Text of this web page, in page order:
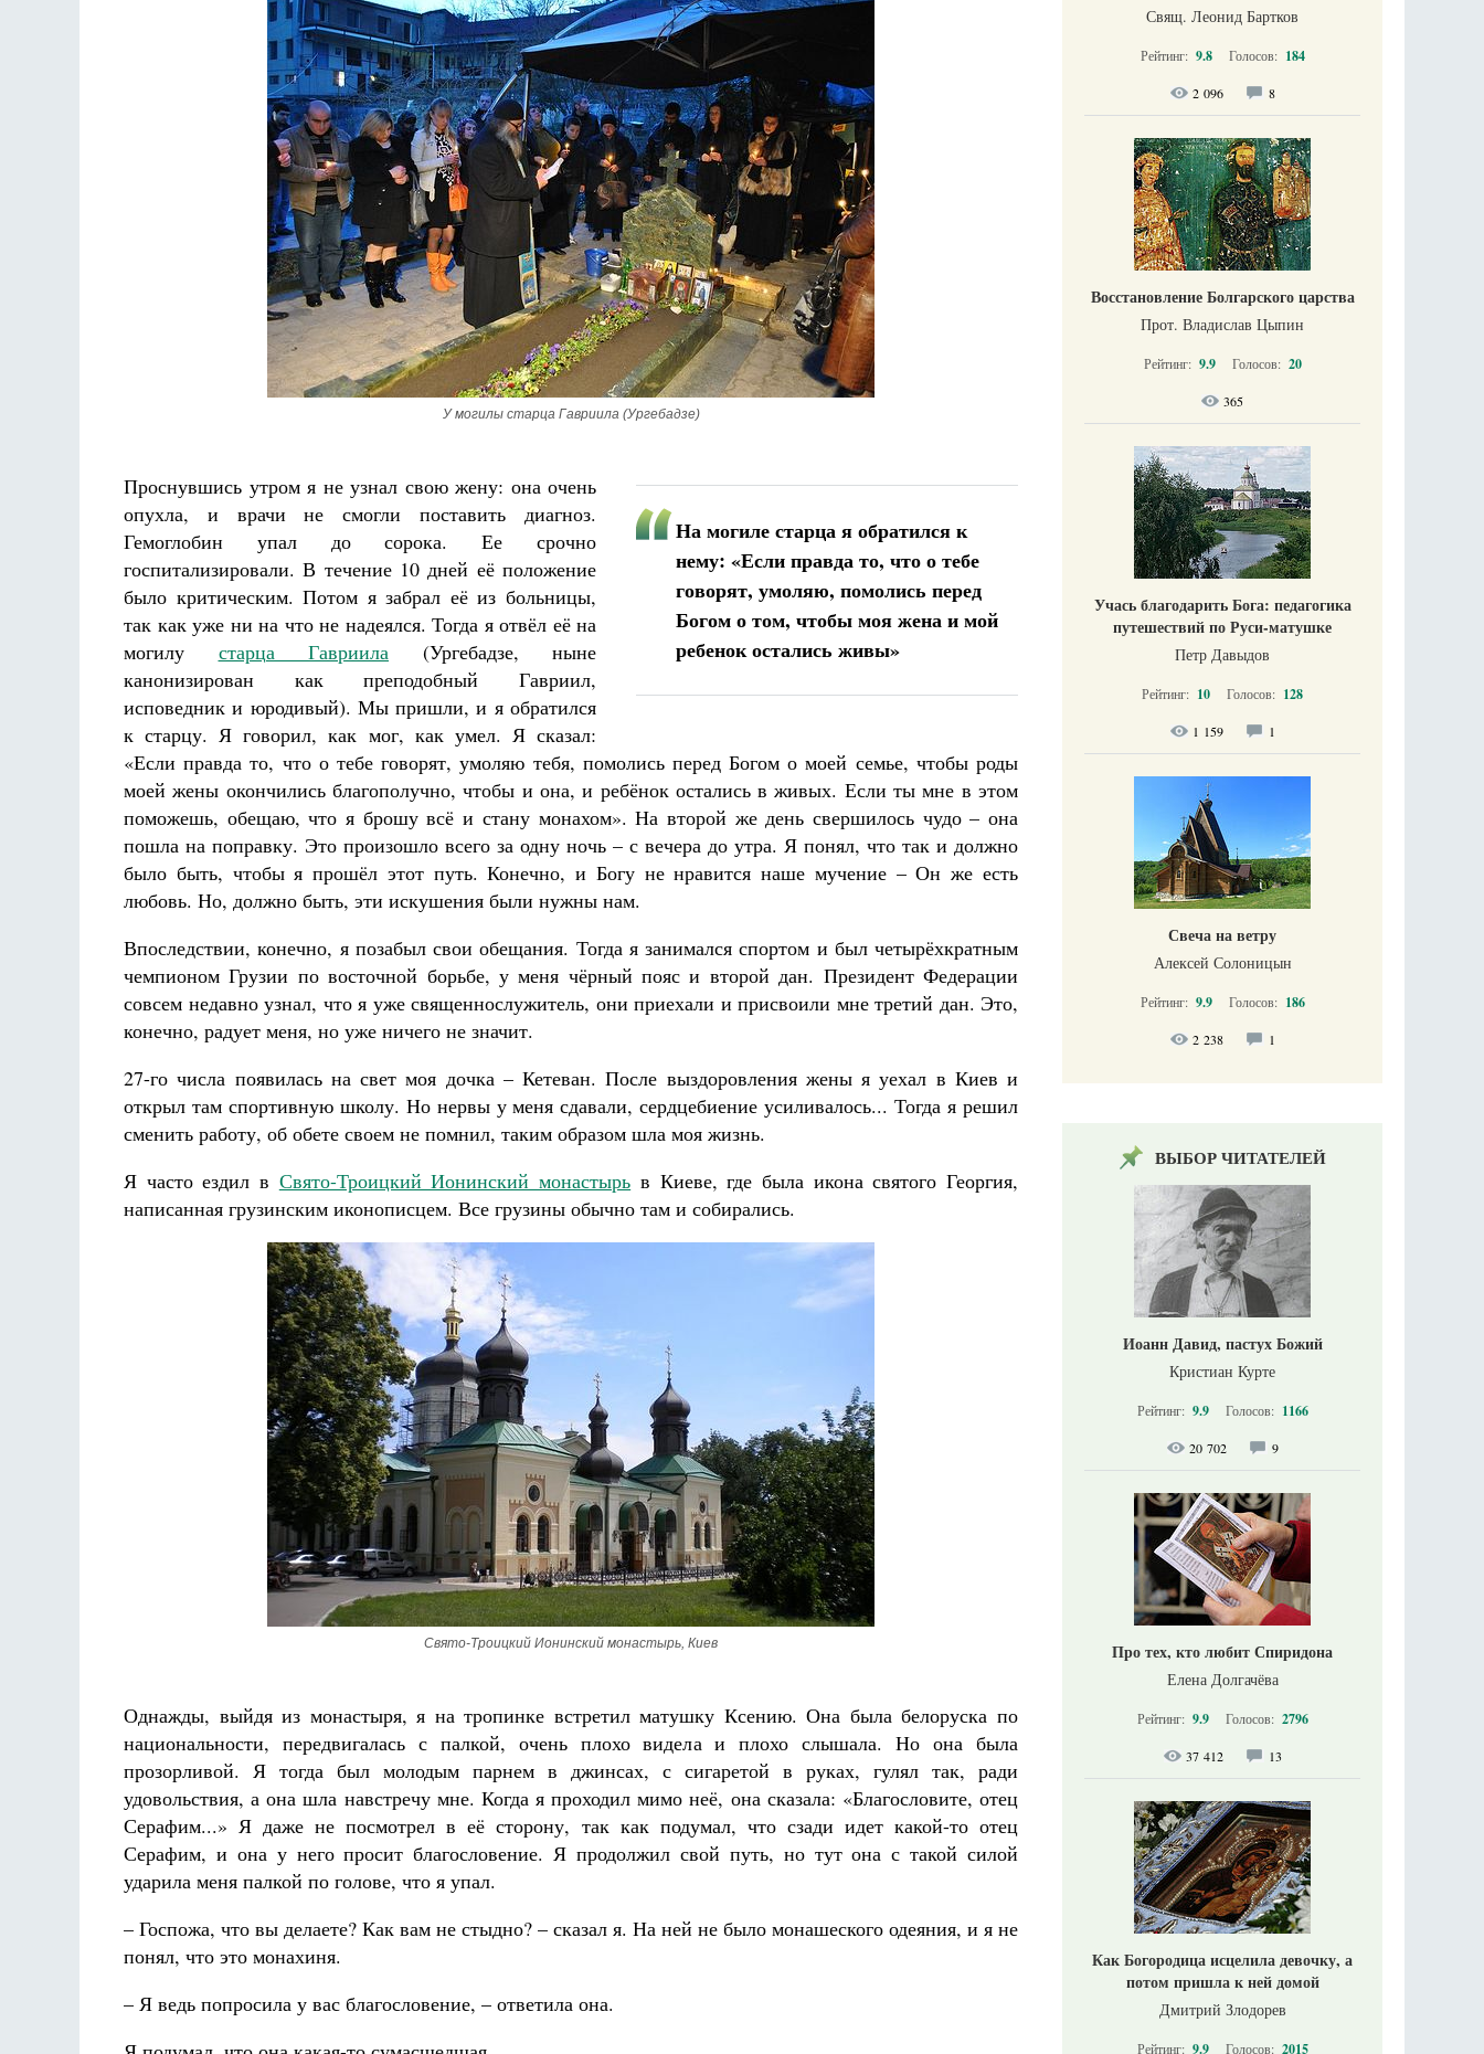
У могилы старца Гавриила (Ургебадзе)
На могиле старца я обратился к
нему: «Если правда то, что о тебе
говорят, умоляю, помолись перед
Богом о том, чтобы моя жена и мой
ребенок остались живы»
Проснувшись утром я не узнал свою жену: она очень
опухла, и врачи не смогли поставить диагноз.
Гемоглобин упал до сорока. Ее срочно
госпитализировали. В течение 10 дней её положение
было критическим. Потом я забрал её из больницы,
так как уже ни на что не надеялся. Тогда я отвёл её на
могилу старца Гавриила (Ургебадзе, ныне
канонизирован как преподобный Гавриил,
исповедник и юродивый). Мы пришли, и я обратился
к старцу. Я говорил, как мог, как умел. Я сказал:
«Если правда то, что о тебе говорят, умоляю тебя, помолись перед Богом о моей семье, чтобы роды
моей жены окончились благополучно, чтобы и она, и ребёнок остались в живых. Если ты мне в этом
поможешь, обещаю, что я брошу всё и стану монахом». На второй же день свершилось чудо – она
пошла на поправку. Это произошло всего за одну ночь – с вечера до утра. Я понял, что так и должно
было быть, чтобы я прошёл этот путь. Конечно, и Богу не нравится наше мучение – Он же есть
любовь. Но, должно быть, эти искушения были нужны нам.
Впоследствии, конечно, я позабыл свои обещания. Тогда я занимался спортом и был четырёхкратным
чемпионом Грузии по восточной борьбе, у меня чёрный пояс и второй дан. Президент Федерации
совсем недавно узнал, что я уже священнослужитель, они приехали и присвоили мне третий дан. Это,
конечно, радует меня, но уже ничего не значит.
27-го числа появилась на свет моя дочка – Кетеван. После выздоровления жены я уехал в Киев и
открыл там спортивную школу. Но нервы у меня сдавали, сердцебиение усиливалось... Тогда я решил
сменить работу, об обете своем не помнил, таким образом шла моя жизнь.
Я часто ездил в Свято-Троицкий Ионинский монастырь в Киеве, где была икона святого Георгия,
написанная грузинским иконописцем. Все грузины обычно там и собирались.
Свято-Троицкий Ионинский монастырь, Киев
Однажды, выйдя из монастыря, я на тропинке встретил матушку Ксению. Она была белоруска по
национальности, передвигалась с палкой, очень плохо видела и плохо слышала. Но она была
прозорливой. Я тогда был молодым парнем в джинсах, с сигаретой в руках, гулял так, ради
удовольствия, а она шла навстречу мне. Когда я проходил мимо неё, она сказала: «Благословите, отец
Серафим...» Я даже не посмотрел в её сторону, так как подумал, что сзади идет какой-то отец
Серафим, и она у него просит благословение. Я продолжил свой путь, но тут она с такой силой
ударила меня палкой по голове, что я упал.
– Госпожа, что вы делаете? Как вам не стыдно? – сказал я. На ней не было монашеского одеяния, и я не
понял, что это монахиня.
– Я ведь попросила у вас благословение, – ответила она.
Свящ. Леонид Бартков
Рейтинг: 9.8 Голосов: 184
2 096 8
Восстановление Болгарского царства
Прот. Владислав Цыпин
Рейтинг: 9.9 Голосов: 20
365
Учась благодарить Бога: педагогика
путешествий по Руси-матушке
Петр Давыдов
Рейтинг: 10 Голосов: 128
1 159 1
Свеча на ветру
Алексей Солоницын
Рейтинг: 9.9 Голосов: 186
2 238 1
ВЫБОР ЧИТАТЕЛЕЙ
Иоанн Давид, пастух Божий
Кристиан Курте
Рейтинг: 9.9 Голосов: 1166
20 702 9
Про тех, кто любит Спиридона
Елена Долгачёва
Рейтинг: 9.9 Голосов: 2796
37 412 13
Как Богородица исцелила девочку, а
потом пришла к ней домой
Дмитрий Злодорев
Рейтинг: 9.9 Голосов: 2015